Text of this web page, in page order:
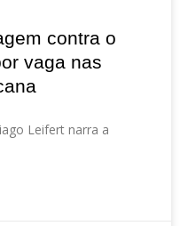
contra o
vaga nas
Leifert narra a